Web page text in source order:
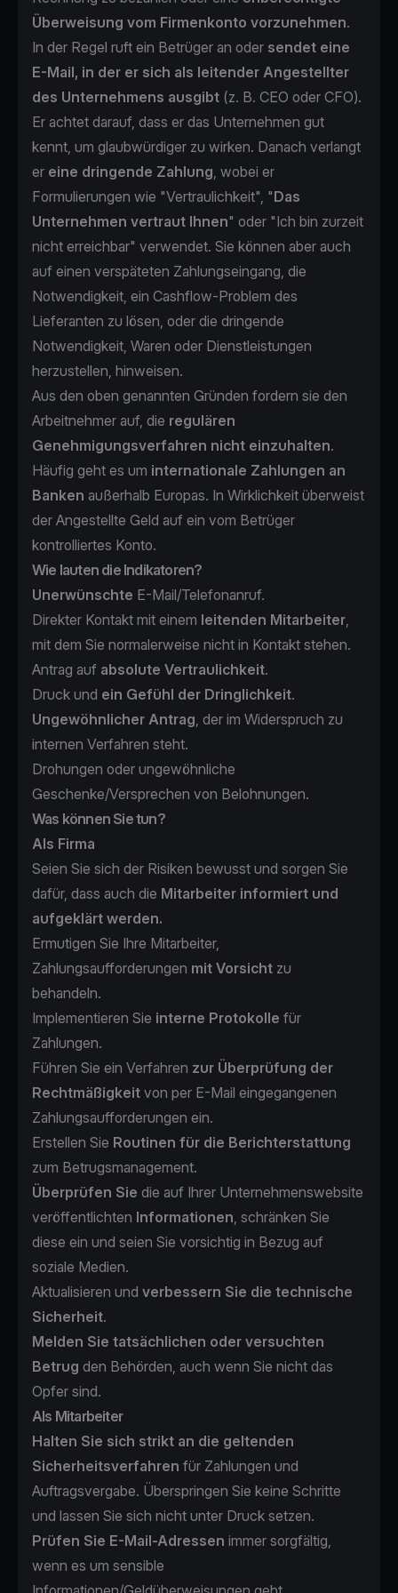
Überweisung vom Firmenkonto vorzunehmen.
In der Regel ruft ein Betrüger an oder sendet eine
E-Mail, in der er sich als leitender Angestellter
des Unternehmens ausgibt (z. B. CEO oder CFO).
Er achtet darauf, dass er das Unternehmen gut
kennt, um glaubwürdiger zu wirken. Danach verlangt
er eine dringende Zahlung, wobei er
Formulierungen wie "Vertraulichkeit", "Das
Unternehmen vertraut Ihnen" oder "Ich bin zurzeit
nicht erreichbar" verwendet. Sie können aber auch
auf einen verspäteten Zahlungseingang, die
Notwendigkeit, ein Cashflow-Problem des
Lieferanten zu lösen, oder die dringende
Notwendigkeit, Waren oder Dienstleistungen
herzustellen, hinweisen.
Aus den oben genannten Gründen fordern sie den
Arbeitnehmer auf, die regulären
Genehmigungsverfahren nicht einzuhalten.
Häufig geht es um internationale Zahlungen an
Banken außerhalb Europas. In Wirklichkeit überweist
der Angestellte Geld auf ein vom Betrüger
kontrolliertes Konto.
Wie lauten die Indikatoren?
Unerwünschte E-Mail/Telefonanruf.
Direkter Kontakt mit einem leitenden Mitarbeiter,
mit dem Sie normalerweise nicht in Kontakt stehen.
Antrag auf absolute Vertraulichkeit.
Druck und ein Gefühl der Dringlichkeit.
Ungewöhnlicher Antrag, der im Widerspruch zu
internen Verfahren steht.
Drohungen oder ungewöhnliche
Geschenke/Versprechen von Belohnungen.
Was können Sie tun?
Als Firma
Seien Sie sich der Risiken bewusst und sorgen Sie
dafür, dass auch die Mitarbeiter informiert und
aufgeklärt werden.
Ermutigen Sie Ihre Mitarbeiter,
Zahlungsaufforderungen mit Vorsicht zu
behandeln.
Implementieren Sie interne Protokolle für
Zahlungen.
Führen Sie ein Verfahren zur Überprüfung der
Rechtmäßigkeit von per E-Mail eingegangenen
Zahlungsaufforderungen ein.
Erstellen Sie Routinen für die Berichterstattung
zum Betrugsmanagement.
Überprüfen Sie die auf Ihrer Unternehmenswebsite
veröffentlichten Informationen, schränken Sie
diese ein und seien Sie vorsichtig in Bezug auf
soziale Medien.
Aktualisieren und verbessern Sie die technische
Sicherheit.
Melden Sie tatsächlichen oder versuchten
Betrug den Behörden, auch wenn Sie nicht das
Opfer sind.
Als Mitarbeiter
Halten Sie sich strikt an die geltenden
Sicherheitsverfahren für Zahlungen und
Auftragsvergabe. Überspringen Sie keine Schritte
und lassen Sie sich nicht unter Druck setzen.
Prüfen Sie E-Mail-Adressen immer sorgfältig,
wenn es um sensible